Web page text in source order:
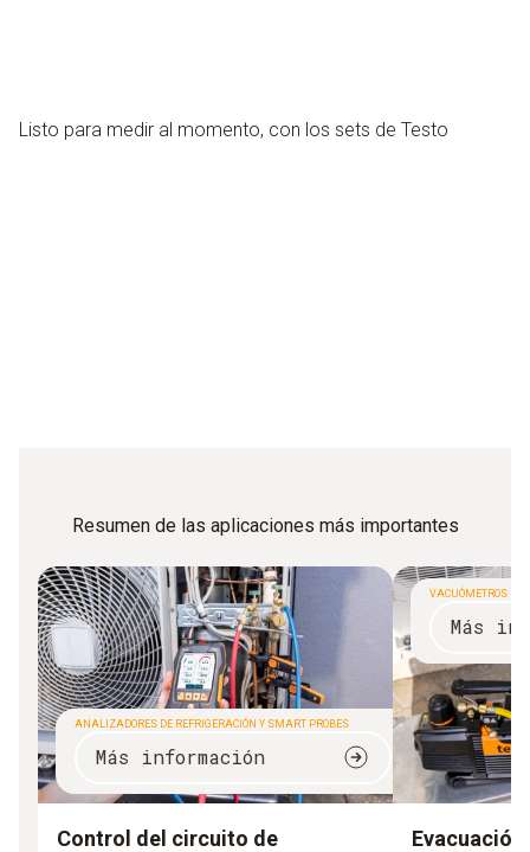
Listo para medir al momento, con los sets de Testo
Resumen de las aplicaciones más importantes
ANALIZADORES DE REFRIGERACIÓN Y SMART PROBES
Más información
Control del circuito de
VACUÓMETROS
Más